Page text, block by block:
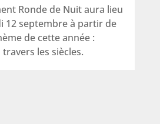
Ronde de Nuit aura lieu
12 septembre à partir de
de cette année :
travers les siècles.